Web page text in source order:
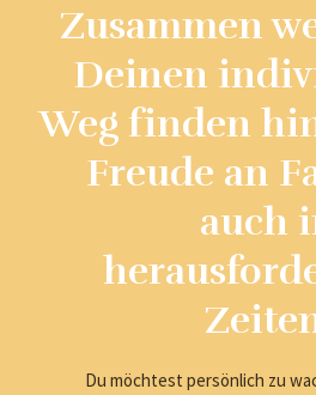
Zusammen
Deinen
Weg finden
Freude an
auch
Du möchtest persönlich zu